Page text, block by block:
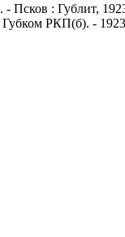
: Гублит,
РКП(б). -